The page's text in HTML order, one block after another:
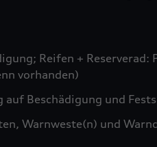
Reifen +
vorhanden)
Beschädigung und
Warnweste(n) und